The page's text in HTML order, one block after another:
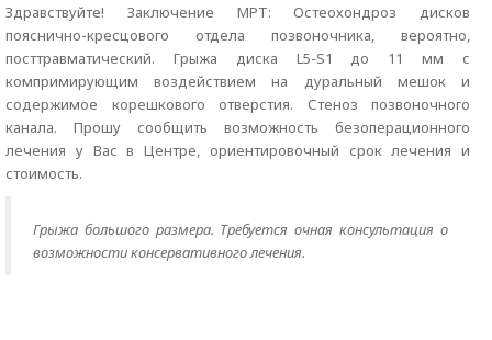
Здравствуйте! Заключение МРТ: Остеохондроз дисков
пояснично-кресцового отдела позвоночника, вероятно,
посттравматический. Грыжа диска L5-S1 до 11 мм с
компримирующим воздействием на дуральный мешок и
содержимое корешкового отверстия. Стеноз позвоночного
канала. Прошу сообщить возможность безоперационного
лечения у Вас в Центре, ориентировочный срок лечения и
стоимость.
Грыжа большого размера. Требуется очная консультация о
возможности консервативного лечения.